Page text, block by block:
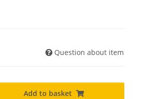
Question about item
Add to basket